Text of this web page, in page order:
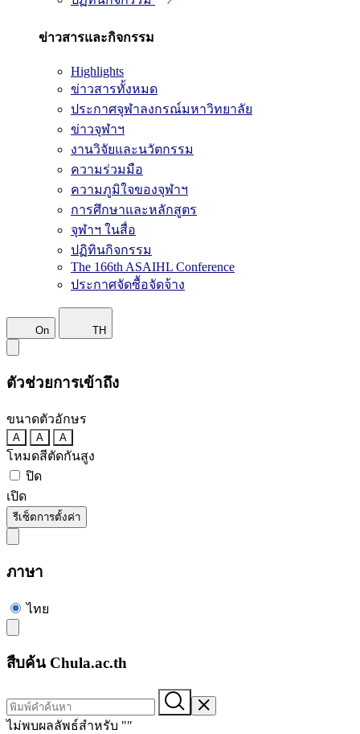
ข่าวสารและกิจกรรม
Highlights
ข่าวสารทั้งหมด
ประกาศจุฬาลงกรณ์มหาวิทยาลัย
ข่าวจุฬาฯ
งานวิจัยและนวัตกรรม
ความร่วมมือ
ความภูมิใจของจุฬาฯ
การศึกษาและหลักสูตร
จุฬาฯ ในสื่อ
ปฏิทินกิจกรรม
The 166th ASAIHL Conference
ประกาศจัดซื้อจัดจ้าง
On TH
ตัวช่วยการเข้าถึง
ขนาดตัวอักษร
A A A
โหมดสีตัดกันสูง
ปิด
เปิด
รีเซ็ตการตั้งค่า
ภาษา
ไทย
สืบค้น Chula.ac.th
ไม่พบผลลัพธ์สำหรับ ""